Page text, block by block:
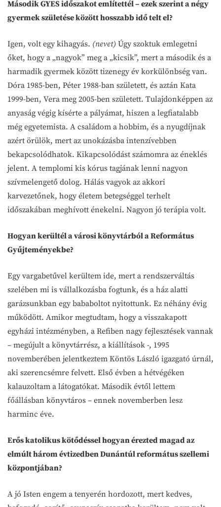
Második GYES időszakot említettél – ezek szerint a négy
gyermek születése között hosszabb idő telt el?
Igen, volt egy kihagyás. (nevet) Úgy szoktuk emlegetni
őket, hogy a „nagyok” meg a „kicsik”, mert a második és a
harmadik gyermek között tizenegy év korkülönbség van.
Dóra 1985-ben, Péter 1988-ban született, és aztán Kata
1999-ben, Vera meg 2005-ben született. Tulajdonképpen az
anyaság végig kísérte a pályámat, hiszen a legfiatalabb
még egyetemista. A családom a hobbim, és a nyugdíjnak
azért örülök, mert az unokázásba intenzívebben
bekapcsolódhatok. Kikapcsolódást számomra az éneklés
jelent. A templomi kis kórus tagjának lenni nagyon
szívmelengető dolog. Hálás vagyok az akkori
karvezetőnek, hogy életem betegséggel terhelt
időszakában meghívott énekelni. Nagyon jó terápia volt.
Hogyan kerültél a városi könyvtárból a Református
Gyűjteményekbe?
Egy vargabetűvel kerültem ide, mert a rendszerváltás
szelében mi is vállalkozásba fogtunk, és a ház alatti
garázsunkban egy bababoltot nyitottunk. Ez néhány évig
működött. Amikor megtudtam, hogy a visszakapott
egyházi intézményben, a Refiben nagy fejlesztések vannak
– megújult a könyvtárrész, a kiállítások -, 1995
novemberében jelentkeztem Köntös László igazgató úrnál,
aki szerencsémre felvett. Első évben a hétvégéken
kalauzoltam a látogatókat. Második évtől lettem
főállásban könyvtáros – ennek novemberben lesz
harminc éve.
Erős katolikus kötődéssel hogyan érezted magad az
elmúlt három évtizedben Dunántúl református szellemi
központjában?
A jó Isten engem a tenyerén hordozott, mert kedves,